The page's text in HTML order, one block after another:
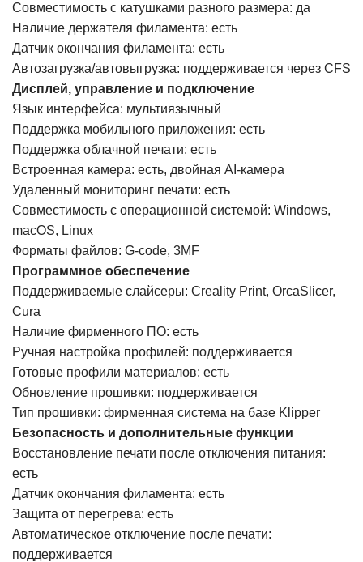
Совместимость с катушками разного размера: да
Наличие держателя филамента: есть
Датчик окончания филамента: есть
Автозагрузка/автовыгрузка: поддерживается через CFS
Дисплей, управление и подключение
Язык интерфейса: мультиязычный
Поддержка мобильного приложения: есть
Поддержка облачной печати: есть
Встроенная камера: есть, двойная AI-камера
Удаленный мониторинг печати: есть
Совместимость с операционной системой: Windows,
macOS, Linux
Форматы файлов: G-code, 3MF
Программное обеспечение
Поддерживаемые слайсеры: Creality Print, OrcaSlicer,
Cura
Наличие фирменного ПО: есть
Ручная настройка профилей: поддерживается
Готовые профили материалов: есть
Обновление прошивки: поддерживается
Тип прошивки: фирменная система на базе Klipper
Безопасность и дополнительные функции
Восстановление печати после отключения питания:
есть
Датчик окончания филамента: есть
Защита от перегрева: есть
Автоматическое отключение после печати:
поддерживается